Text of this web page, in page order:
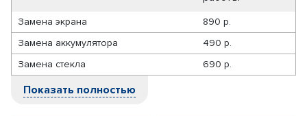
Замена экрана
890 р.
Замена аккумулятора
490 р.
Замена стекла
690 р.
Показать полностью